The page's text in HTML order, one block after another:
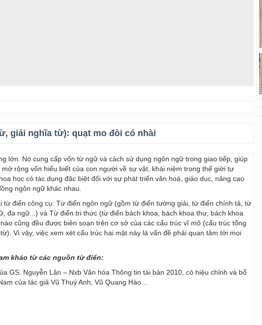
giải nghĩa từ): quạt mo đòi có nhài
lớn. Nó cung cấp vốn từ ngữ và cách sử dụng ngôn ngữ trong giao tiếp, giúp
rộng vốn hiểu biết của con người về sự vật, khái niệm trong thế giới tự
học có tác dụng đặc biệt đối với sự phát triển văn hoá, giáo dục, nâng cao
ngôn ngữ khác nhau.
từ điển công cụ: Từ điển ngôn ngữ (gồm từ điển tường giải, từ điển chính tả, từ
đa ngữ...) và Từ điển tri thức (từ điển bách khoa, bách khoa thư, bách khoa
cũng đều được biên soạn trên cơ sở của các cấu trúc vĩ mô (cấu trúc tổng
Vì vậy, việc xem xét cấu trúc hai mặt này là vấn đề phải quan tâm tới mọi
khảo từ các nguồn từ điển:
GS. Nguyễn Lân – Nxb Văn hóa Thông tin tái bản 2010, có hiệu chỉnh và bổ
của tác giả Vũ Thuý Anh, Vũ Quang Hào…